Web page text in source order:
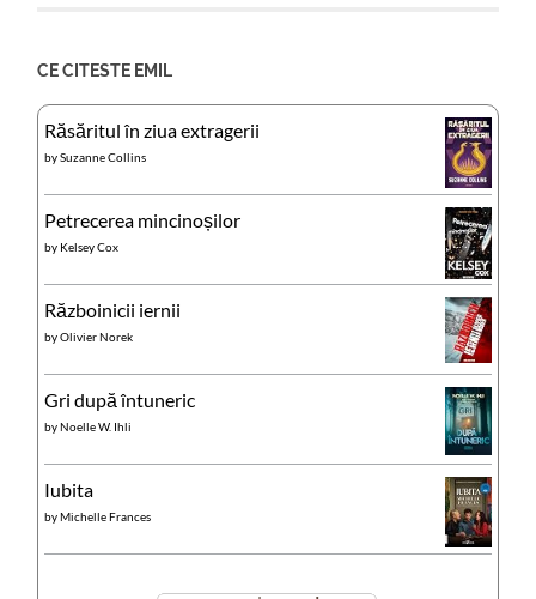
CE CITESTE EMIL
Răsăritul în ziua extragerii
bySuzanne Collins
Petrecerea mincinoșilor
by Kelsey Cox
Războinicii iernii
byOlivier Norek
Gri după întuneric
byNoelle W. Ihli
Iubita
byMichelle Frances